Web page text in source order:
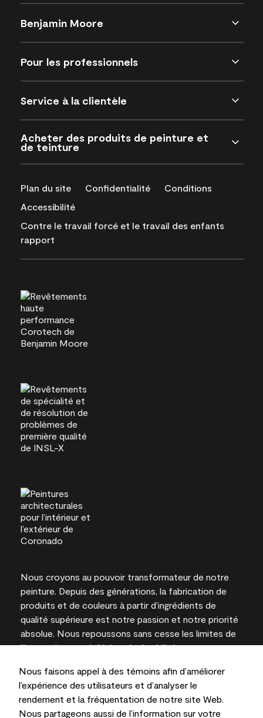
Nous faisons appel à des témoins afin d’améliorer
l’expérience des utilisateurs et d’analyser le
rendement et la fréquentation de notre site Web.
Nous partageons aussi de l’information sur votre
Benjamin Moore
Pour les professionnels
Service à la clientèle
Acheter des produits de peinture et
de teinture
Plan du site Confidentialité
Conditions
Accessibilité
Contre le travail forcé et le travail des enfants
rapport
Nous croyons au pouvoir transformateur de notre
peinture. Depuis des générations, la fabrication de
produits et de couleurs à partir d’ingrédients de
qualité supérieure est notre passion et notre priorité
absolue. Nous repoussons sans cesse les limites de
l’innovation et privilégions la durabilité pour
l’expertise locale.